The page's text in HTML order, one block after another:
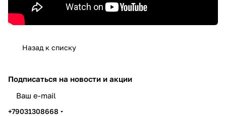
Назад к списку
Подписаться на новости и акции
+79031308668